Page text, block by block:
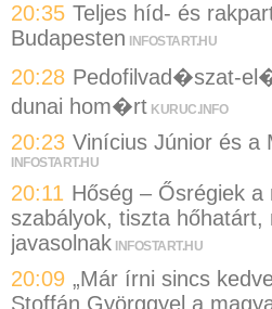
20:35 Teljes híd- és
Budapesten
INFOSTART.HU
20:28 Pedofilvad�szat-
dunai hom�rt KURUC.INFO
20:23 Vinícius Júnior és a
INFOSTART.HU
20:11 Hőség – Ősrégiek a
szabályok, tiszta hőhatárt,
javasolnak INFOSTART.HU
20:09 „Már írni sincs
Stoffán Györggyel a